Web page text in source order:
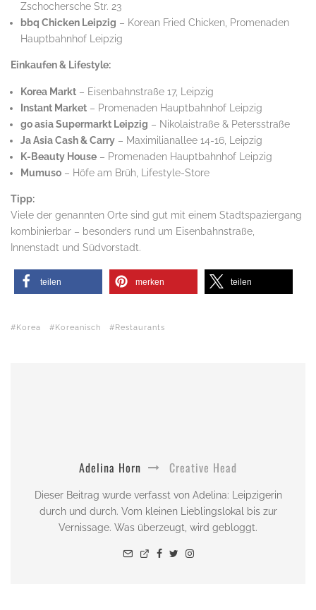
Zschochersche Str. 23
bbq Chicken Leipzig – Korean Fried Chicken, Promenaden
Hauptbahnhof Leipzig
Einkaufen & Lifestyle:
Korea Markt – Eisenbahnstraße 17, Leipzig
Instant Market – Promenaden Hauptbahnhof Leipzig
go asia Supermarkt Leipzig – Nikolaistraße & Petersstraße
Ja Asia Cash & Carry – Maximilianallee 14-16, Leipzig
K-Beauty House – Promenaden Hauptbahnhof Leipzig
Mumuso – Höfe am Brüh, Lifestyle-Store
Tipp:
Viele der genannten Orte sind gut mit einem Stadtspaziergang
kombinierbar – besonders rund um Eisenbahnstraße,
Innenstadt und Südvorstadt.
teilen merken teilen
Korea Koreanisch Restaurants
Adelina Horn Creative Head
Dieser Beitrag wurde verfasst von Adelina: Leipzigerin
durch und durch. Vom kleinen Lieblingslokal bis zur
Vernissage. Was überzeugt, wird gebloggt.